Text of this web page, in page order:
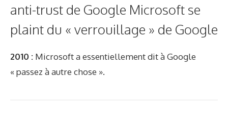
anti-trust de Google Microsoft se
plaint du « verrouillage » de Google
2010 : Microsoft a essentiellement dit à Google
« passez à autre chose ».